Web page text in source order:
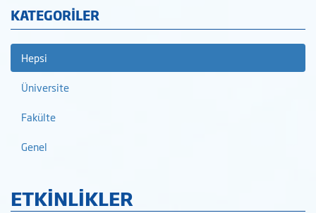
KATEGORİLER
Hepsi
Üniversite
Fakülte
Genel
ETKİNLİKLER